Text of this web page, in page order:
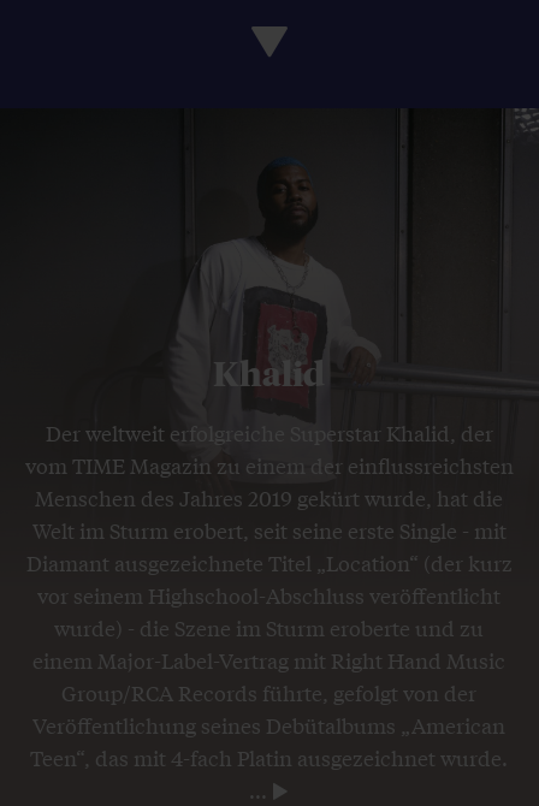
Khalid
Der weltweit erfolgreiche Superstar Khalid, der
vom TIME Magazin zu einem der einflussreichsten
Menschen des Jahres 2019 gekürt wurde, hat die
Welt im Sturm erobert, seit seine erste Single - mit
Diamant ausgezeichnete Titel „Location“ (der kurz
vor seinem Highschool-Abschluss veröffentlicht
wurde) - die Szene im Sturm eroberte und zu
einem Major-Label-Vertrag mit Right Hand Music
Group/RCA Records führte, gefolgt von der
Veröffentlichung seines Debütalbums „American
Teen“, das mit 4-fach Platin ausgezeichnet wurde.
...